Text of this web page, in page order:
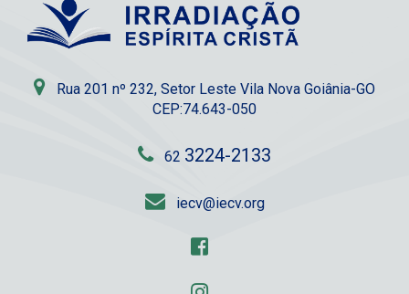
Rua 201 nº 232, Setor Leste Vila Nova Goiânia-GO
CEP:74.643-050
62 3224-2133
iecv@iecv.org